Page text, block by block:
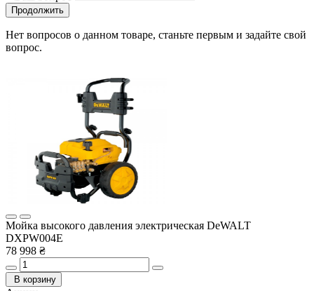
Продолжить
Нет вопросов о данном товаре, станьте первым и задайте свой
вопрос.
Мойка высокого давления электрическая DeWALT
DXPW004E
78 998 ₴
В корзину